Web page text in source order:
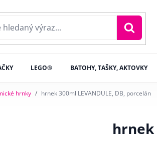
LEGO® BATOHY, TAŠKY, AKTOVKY
hrnky hrnek 300ml LEVANDULE, DB, porcelán
hrnek